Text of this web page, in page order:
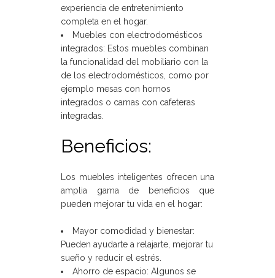
experiencia de entretenimiento
completa en el hogar.
Muebles con electrodomésticos
integrados: Estos muebles combinan
la funcionalidad del mobiliario con la
de los electrodomésticos, como por
ejemplo mesas con hornos
integrados o camas con cafeteras
integradas.
Beneficios:
Los muebles inteligentes ofrecen una
amplia gama de beneficios que
pueden mejorar tu vida en el hogar:
Mayor comodidad y bienestar:
Pueden ayudarte a relajarte, mejorar tu
sueño y reducir el estrés.
Ahorro de espacio: Algunos se